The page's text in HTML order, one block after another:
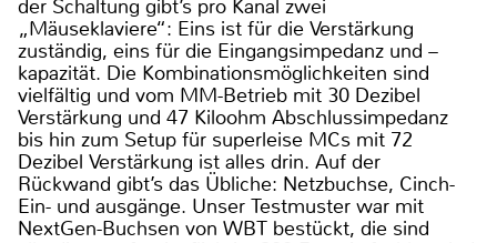
der Schaltung gibt’s pro Kanal zwei
„Mäuseklaviere“: Eins ist für die Verstärkung
zuständig, eins für die Eingangsimpedanz und –
kapazität. Die Kombinationsmöglichkeiten sind
vielfältig und vom MM-Betrieb mit 30 Dezibel
Verstärkung und 47 Kiloohm Abschlussimpedanz
bis hin zum Setup für superleise MCs mit 72
Dezibel Verstärkung ist alles drin. Auf der
Rückwand gibt’s das Übliche: Netzbuchse, Cinch-
Ein- und ausgänge. Unser Testmuster war mit
NextGen-Buchsen von WBT bestückt, die sind